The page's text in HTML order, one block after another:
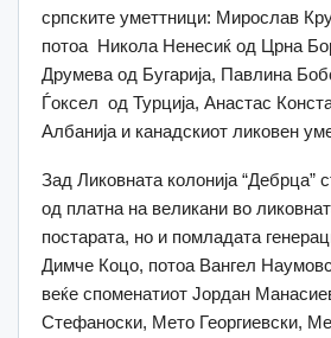
српските уметтници: Мирослав
потоа Никола Ненесиќ од Црна
Друмева од Бугарија, Павлина
Ѓоксел од Турција, Анастас
Албанија и канадскиот ликовен
Зад Ликовната колонија “Дебрца”
од платна на великани во
постарата, но и помладата
Димче Коцо, потоа Вангел
веќе споменатиот Јордан
Стефаноски, Мето Георгиевски,